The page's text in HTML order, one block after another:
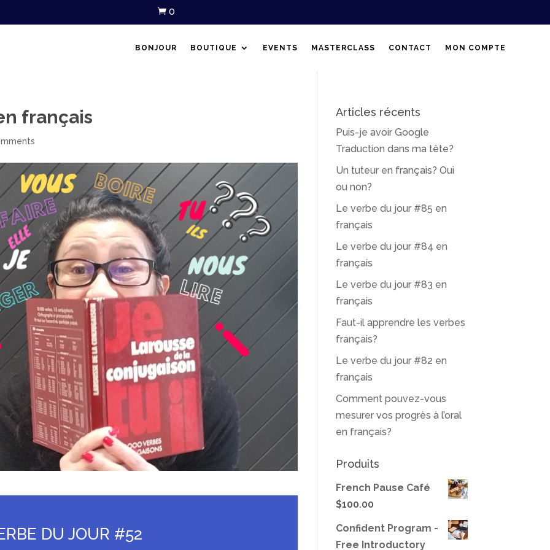
 0
BONJOUR BOUTIQUE EVENTS MASTERCLASS CONTACT MON COMPTE
français
DU JOUR #52
Articles récents
Puis-je avoir Google
Traduction dans ma tête?
Un tuteur en français? Oui
ou non?
Le verbe du jour #85 en
français
Le verbe du jour #84 en
français
Le verbe du jour #83 en
français
Faut-il apprendre les verbes
français?
Le verbe du jour #82 en
français
Comment pouvez-vous
mesurer vos progrès à l’oral
en français?
Produits
French Pause Café
$100.00
Confident Program -
Free Introductory